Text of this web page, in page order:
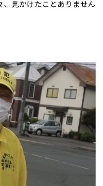
、見かけたことありません